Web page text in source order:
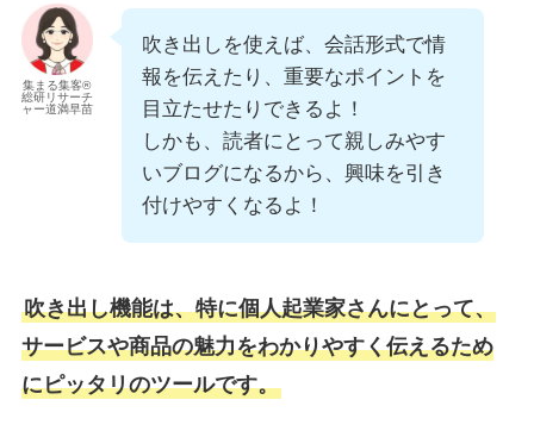
集まる集客®
総研リサーチ
ャー道満早苗
吹き出しを使えば、会話形式で情
報を伝えたり、重要なポイントを
目立たせたりできるよ！
しかも、読者にとって親しみやす
いブログになるから、興味を引き
付けやすくなるよ！
吹き出し機能は、特に個人起業家さんにとって、
サービスや商品の魅力をわかりやすく伝えるため
にピッタリのツールです。